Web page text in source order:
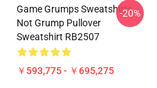
Game Grumps Sweatshirts -
Not Grump Pullover
Sweatshirt RB2507
￥593,775 - ￥695,275
-20%